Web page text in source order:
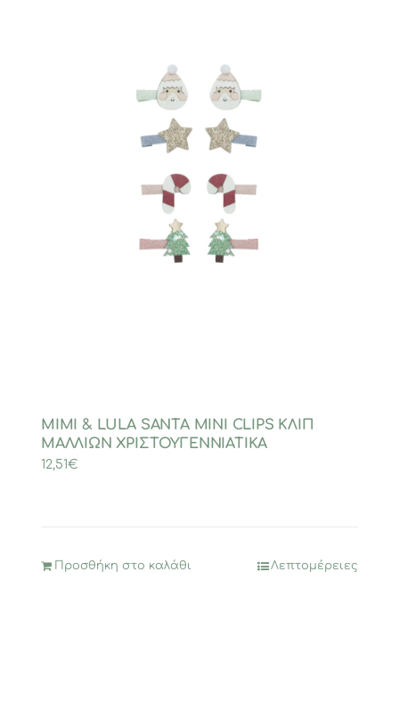
MIMI & LULA SANTA MINI CLIPS ΚΛΙΠ
ΜΑΛΛΙΩΝ ΧΡΙΣΤΟΥΓΕΝΝΙΑΤΙΚΑ
12,51€
Προσθήκη στο καλάθι Λεπτομέρειες